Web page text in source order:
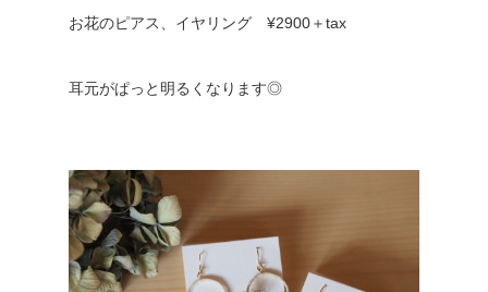
お花のピアス、イヤリング ¥2900＋tax
耳元がぱっと明るくなります◎